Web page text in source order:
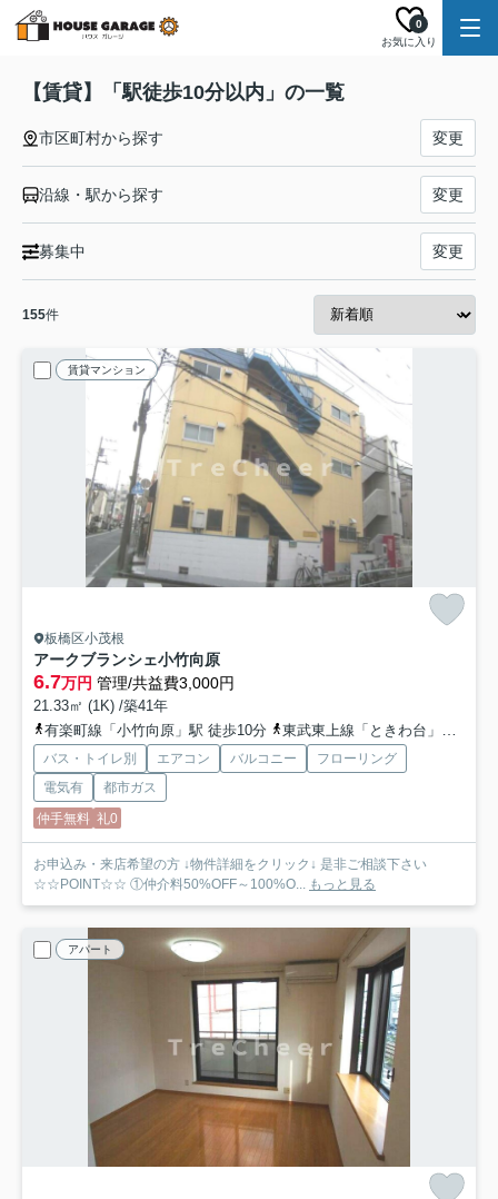
お気に入り
0
【賃貸】「駅徒歩10分以内」の一覧
市区町村から探す 変更
沿線・駅から探す 変更
募集中 変更
155件
賃貸マンション
板橋区小茂根
アークブランシェ小竹向原
6.7万円 管理/共益費3,000円
21.33㎡ (1K) /築41年
有楽町線「小竹向原」駅 徒歩10分
東武東上線「ときわ台」駅 徒歩22分
バス・トイレ別 エアコン バルコニー
フローリング
電気有
都市ガス
仲手無料 礼0
お申込み・来店希望の方 ↓物件詳細をクリック↓ 是非ご相談下さい
☆☆POINT☆☆ ①仲介料50%OFF～100%O... もっと見る
アパート